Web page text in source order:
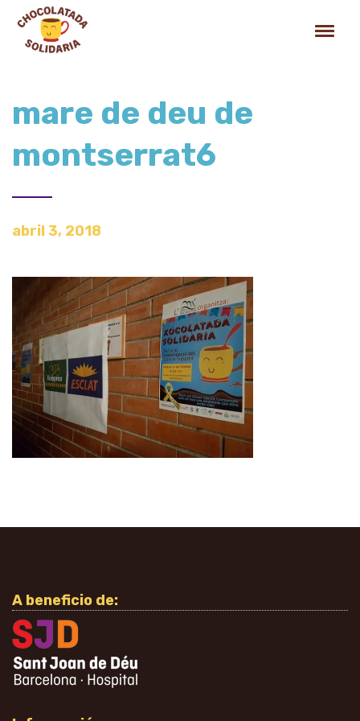
mare de deu de
montserrat6
abril 3, 2018
A beneficio de: